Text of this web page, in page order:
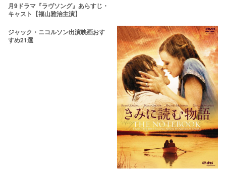
月9ドラマ『ラヴソング』あらすじ・
キャスト【福山雅治主演】
ジャック・ニコルソン出演映画おす
すめ21選